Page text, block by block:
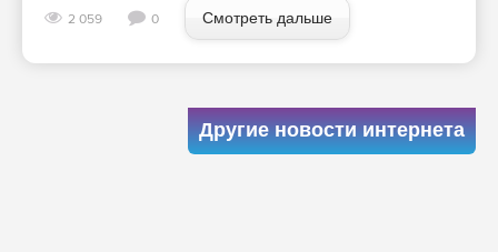
2 059 0 Смотреть дальше
Другие новости интернета